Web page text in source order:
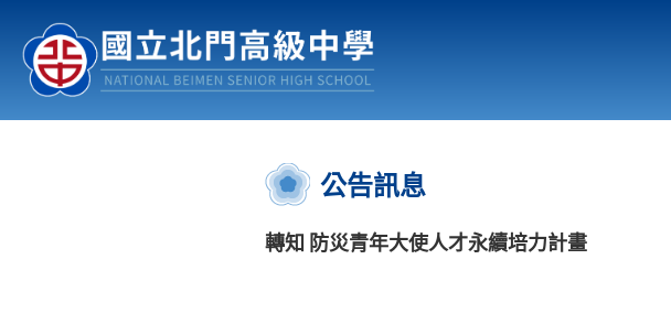
認識北中 行事曆
:::
公告訊息
轉知 防災青年大使人才永續培力計畫